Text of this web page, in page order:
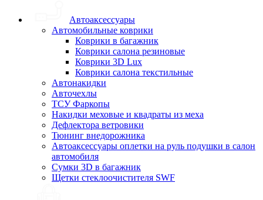
Автоаксессуары
Автомобильные коврики
Коврики в багажник
Коврики салона резиновые
Коврики 3D Lux
Коврики салона текстильные
Автонакидки
Авточехлы
ТСУ Фаркопы
Накидки меховые и квадраты из меха
Дефлектора ветровики
Тюнинг внедорожника
Автоаксессуары оплетки на руль подушки в салон
автомобиля
Сумки 3D в багажник
Щетки стеклоочистителя SWF